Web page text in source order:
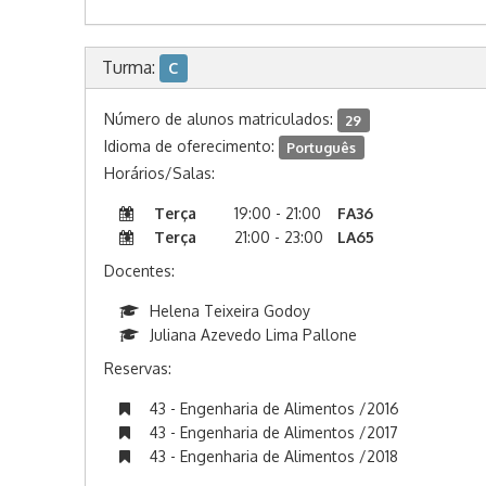
Turma: C
Número de alunos matriculados: 29
Idioma de oferecimento: Português
Horários/Salas:
Terça 19:00 - 21:00
FA36
Terça
21:00 - 23:00
LA65
Docentes:
Helena Teixeira Godoy
Juliana Azevedo Lima Pallone
Reservas:
43 - Engenharia de Alimentos /2016
43 - Engenharia de Alimentos /2017
43 - Engenharia de Alimentos /2018